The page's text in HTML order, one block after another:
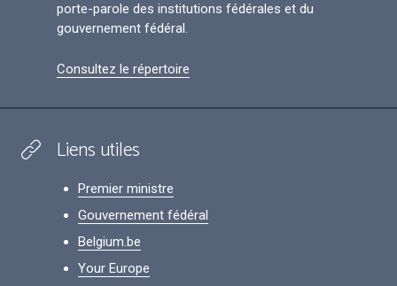
porte-parole des institutions fédérales et du
gouvernement fédéral.
Consultez le répertoire
Liens utiles
Premier ministre
Gouvernement fédéral
Belgium.be
Your Europe